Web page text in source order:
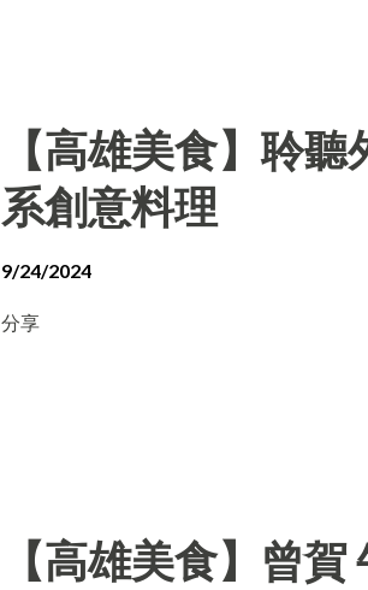
【高雄美食】聆
系創意料理
9/24/2024
分享
【高雄美食】曾